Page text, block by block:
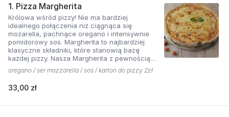
1. Pizza Margherita
Królowa wśród pizzy! Nie ma bardziej
idealnego połączenia niż ciągnąca się
mozarella, pachnące oregano i intensywnie
pomidorowy sos. Margherita to najbardziej
klasyczne składniki, które stanowią bazę
każdej pizzy. Nasza Margherita z pewnością
nie ma sobie równych w okolicy!
oregano / ser mozzarella / sos / karton do pizzy 2zł
33,00 zł